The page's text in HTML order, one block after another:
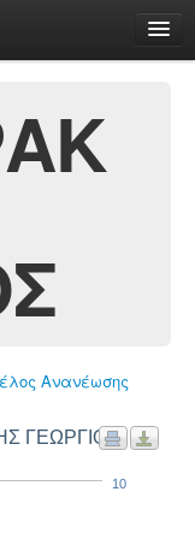
Ανανέωσης
ΕΛΟ και Παρτίδες ΒΑΒΟΥΡΑΚΗΣ ΓΕΩΡΓΙΟΣ
10